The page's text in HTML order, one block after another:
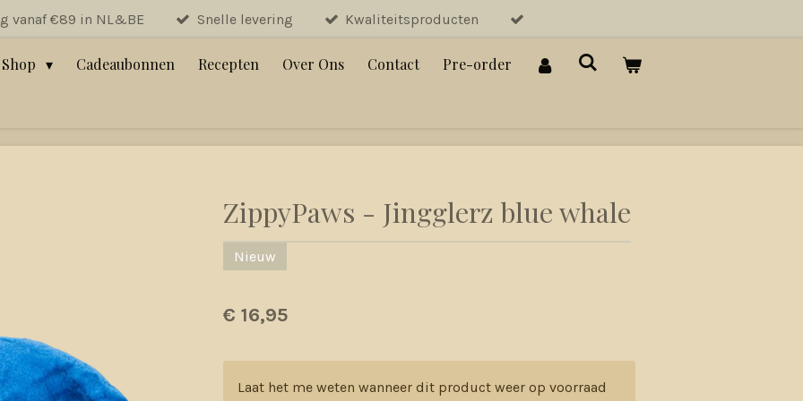
vanaf €89 in NL&BE Snelle levering Kwaliteitsproducten
Shop Cadeaubonnen Recepten Over Ons Contact Pre-order
ZippyPaws - Jingglerz blue whale
Nieuw
€ 16,95
Laat het me weten wanneer dit product weer op voorraad